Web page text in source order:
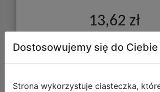
13,62 zł
DO KOSZYKA
Dostosowujemy się do Ciebie
Strona wykorzystuje ciasteczka,